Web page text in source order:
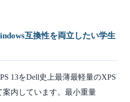
互換性を両立したい学生
13をDell史上最薄最軽量のXPS
案内しています。最小重量